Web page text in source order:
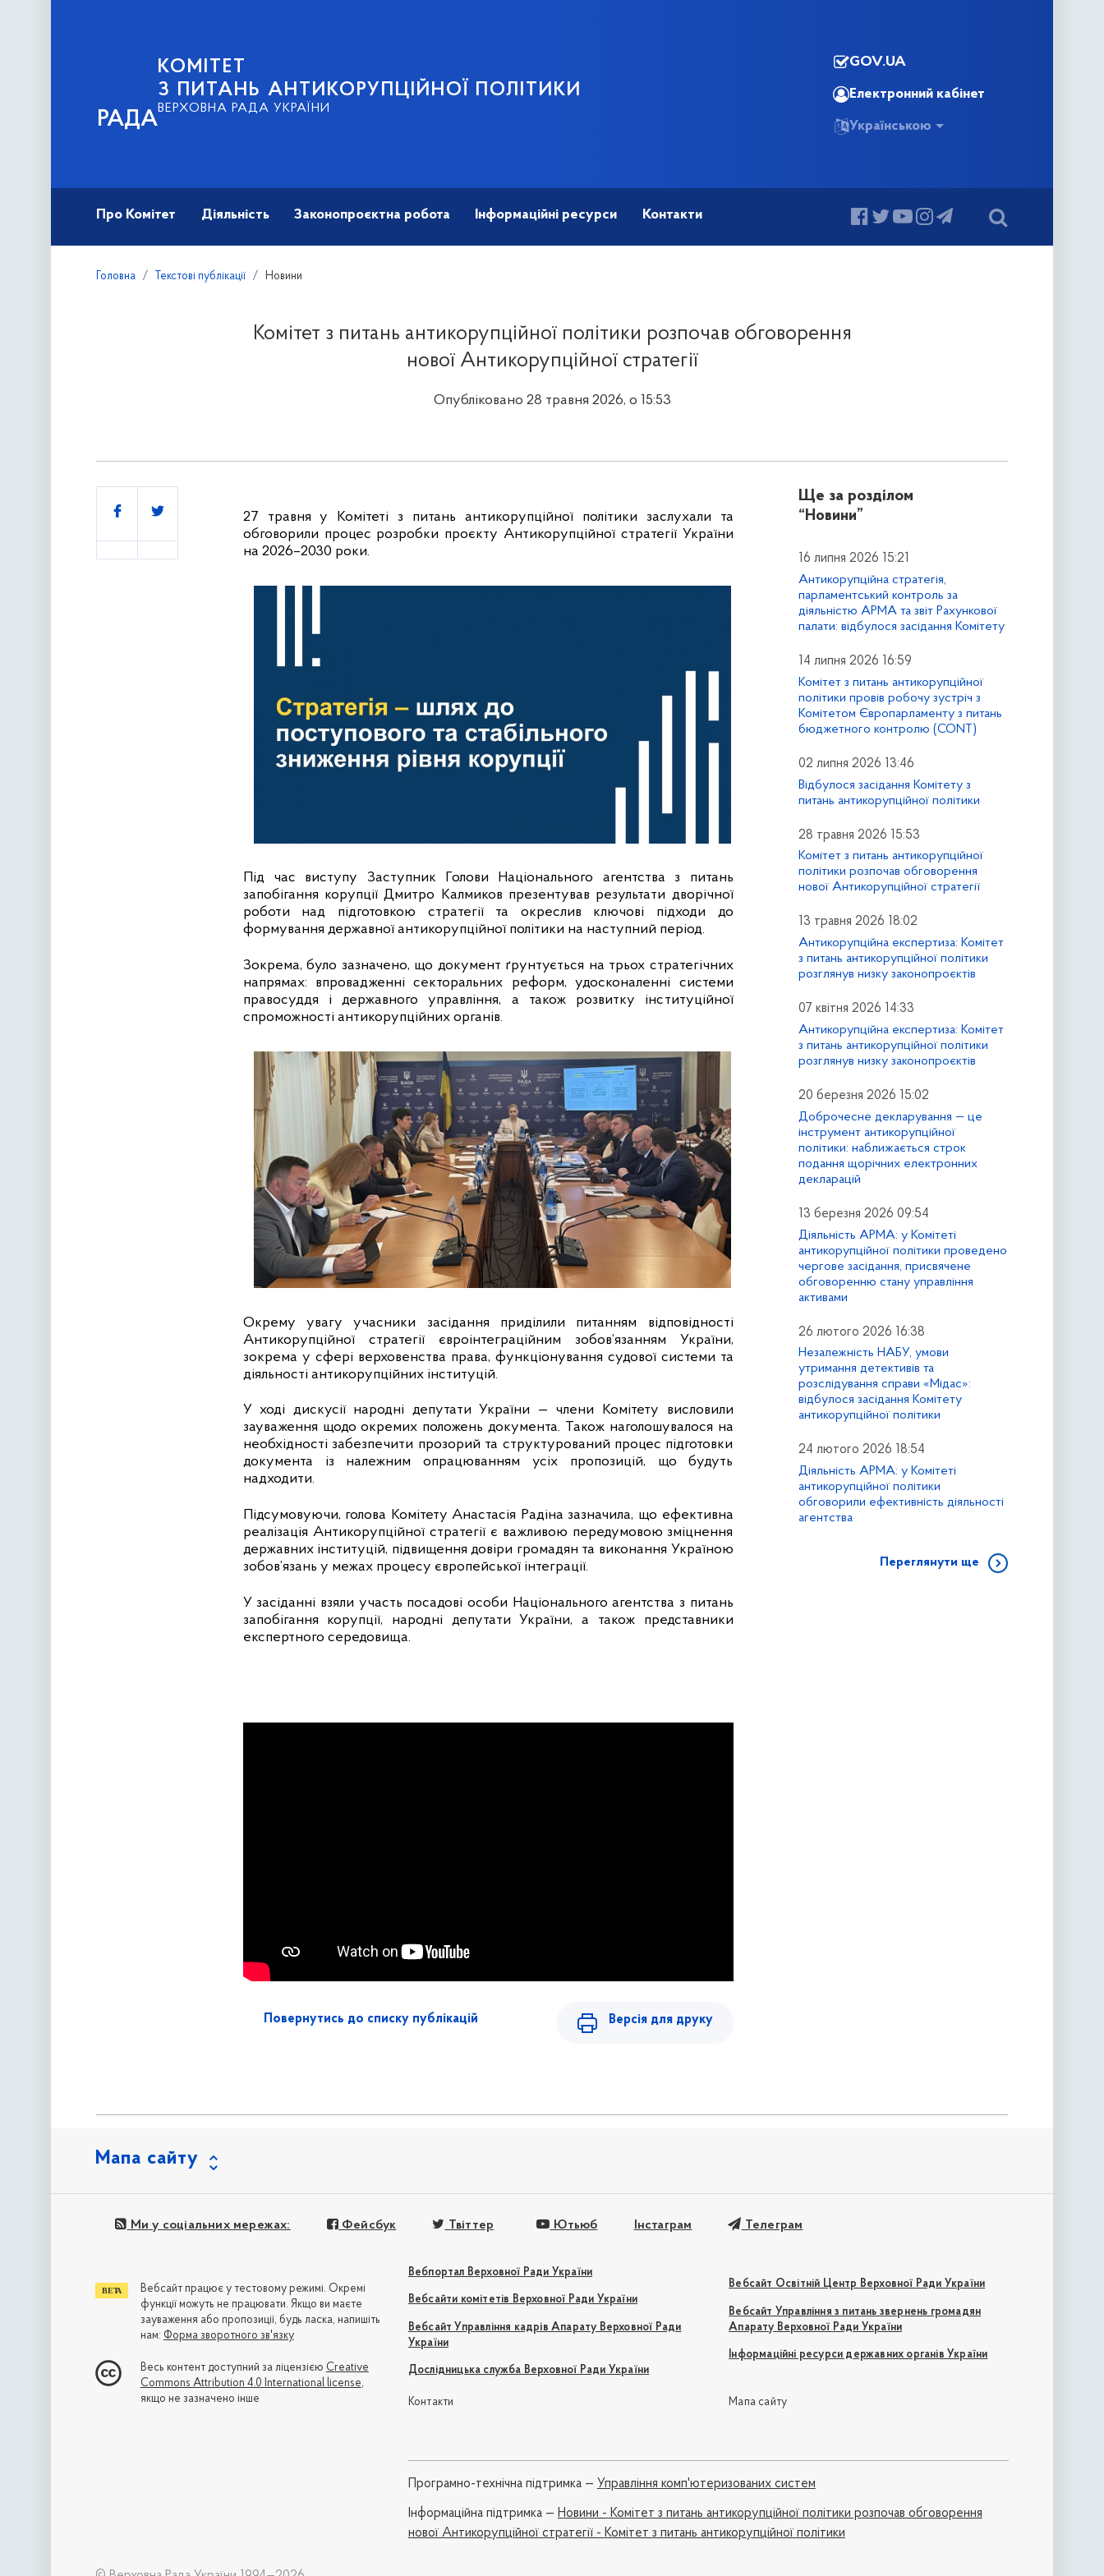
РАДА
КОМІТЕТ
З ПИТАНЬ АНТИКОРУПЦІЙНОЇ ПОЛІТИКИ
ВЕРХОВНА РАДА УКРАЇНИ
GOV.UA
Електронний кабінет
Українською
Про Комітет Діяльність Законопроєктна робота Інформаційні ресурси Контакти
Головна Текстові публікації Новини
Комітет з питань антикорупційної політики розпочав обговорення
нової Антикорупційної стратегії
Опубліковано 28 травня 2026, о 15:53
27 травня у Комітеті з питань антикорупційної політики заслухали та
обговорили процес розробки проєкту Антикорупційної стратегії України
на 2026–2030 роки.
Під час виступу Заступник Голови Національного агентства з питань
запобігання корупції Дмитро Калмиков презентував результати дворічної
роботи над підготовкою стратегії та окреслив ключові підходи до
формування державної антикорупційної політики на наступний період.
Зокрема, було зазначено, що документ ґрунтується на трьох стратегічних
напрямах: впровадженні секторальних реформ, удосконаленні системи
правосуддя і державного управління, а також розвитку інституційної
спроможності антикорупційних органів.
Окрему увагу учасники засідання приділили питанням відповідності
Антикорупційної стратегії євроінтеграційним зобов’язанням України,
зокрема у сфері верховенства права, функціонування судової системи та
діяльності антикорупційних інституцій.
У ході дискусії народні депутати України — члени Комітету висловили
зауваження щодо окремих положень документа. Також наголошувалося на
необхідності забезпечити прозорий та структурований процес підготовки
документа із належним опрацюванням усіх пропозицій, що будуть
надходити.
Підсумовуючи, голова Комітету Анастасія Радіна зазначила, що ефективна
реалізація Антикорупційної стратегії є важливою передумовою зміцнення
державних інституцій, підвищення довіри громадян та виконання Україною
зобов’язань у межах процесу європейської інтеграції.
У засіданні взяли участь посадові особи Національного агентства з питань
запобігання корупції, народні депутати України, а також представники
експертного середовища.
Поділитись
Повернутись до списку публікацій Версія для друку
Ще за розділом
“Новини”
16 липня 2026 15:21
Антикорупційна стратегія,
парламентський контроль за
діяльністю АРМА та звіт Рахункової
палати: відбулося засідання Комітету
14 липня 2026 16:59
Комітет з питань антикорупційної
політики провів робочу зустріч з
Комітетом Європарламенту з питань
бюджетного контролю (CONT)
02 липня 2026 13:46
Відбулося засідання Комітету з
питань антикорупційної політики
28 травня 2026 15:53
Комітет з питань антикорупційної
політики розпочав обговорення
нової Антикорупційної стратегії
13 травня 2026 18:02
Антикорупційна експертиза: Комітет
з питань антикорупційної політики
розглянув низку законопроєктів
07 квітня 2026 14:33
Антикорупційна експертиза: Комітет
з питань антикорупційної політики
розглянув низку законопроєктів
20 березня 2026 15:02
Доброчесне декларування — це
інструмент антикорупційної
політики: наближається строк
подання щорічних електронних
декларацій
13 березня 2026 09:54
Діяльність АРМА: у Комітеті
антикорупційної політики проведено
чергове засідання, присвячене
обговоренню стану управління
активами
26 лютого 2026 16:38
Незалежність НАБУ, умови
утримання детективів та
розслідування справи «Мідас»:
відбулося засідання Комітету
антикорупційної політики
24 лютого 2026 18:54
Діяльність АРМА: у Комітеті
антикорупційної політики
обговорили ефективність діяльності
агентства
Переглянути ще
Мапа сайту
Ми у соціальних мережах: Фейсбук Твіттер Ютьюб Інстаграм Телеграм
Вебпортал Верховної Ради України
Вебсайти комітетів Верховної Ради України
Вебсайт Управління кадрів Апарату Верховної Ради
України
Дослідницька служба Верховної Ради України
Вебсайт Освітній Центр Верховної Ради України
Вебсайт Управління з питань звернень громадян
Апарату Верховної Ради України
Інформаційні ресурси державних органів України
Контакти Мапа сайту
Програмно-технічна підтримка — Управління комп'ютеризованих систем
Iнформаційна підтримка — Новини - Комітет з питань антикорупційної політики розпочав обговорення
нової Антикорупційної стратегії - Комітет з питань антикорупційної політики
Вебсайт працює у тестовому режимі. Окремі
функції можуть не працювати. Якщо ви маєте
зауваження або пропозиції, будь ласка, напишіть
нам: Форма зворотного зв'язку
Весь контент доступний за ліцензією Creative
Commons Attribution 4.0 International license,
якщо не зазначено інше